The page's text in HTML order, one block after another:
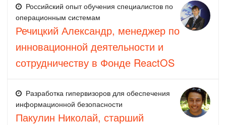
Российский опыт обучения специалистов по
операционным системам
Речицкий Александр, менеджер по
инновационной деятельности и
сотрудничеству в Фонде ReactOS
Разработка гипервизоров для обеспечения
информационной безопасности
Пакулин Николай, старший